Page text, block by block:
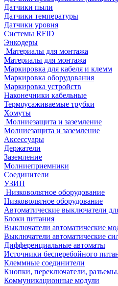
Датчики пыли
Датчики температуры
Датчики уровня
Системы RFID
Энкодеры
Материалы для монтажа
Материалы для монтажа
Маркировка для кабеля и клемм
Маркировка оборудования
Маркировка устройств
Наконечники кабельные
Термоусаживаемые трубки
Хомуты
Молниезащита и заземление
Молниезащита и заземление
Аксессуары
Держатели
Заземление
Молниеприемники
Соединители
УЗИП
Низковольтное оборудование
Низковольтное оборудование
Автоматические выключатели
Блоки питания
Выключатели автоматические
Выключатели автоматические
Дифференциальные автоматы
Источники бесперебойного
Клеммные соединители
Кнопки, переключатели,
Коммуникационные модули